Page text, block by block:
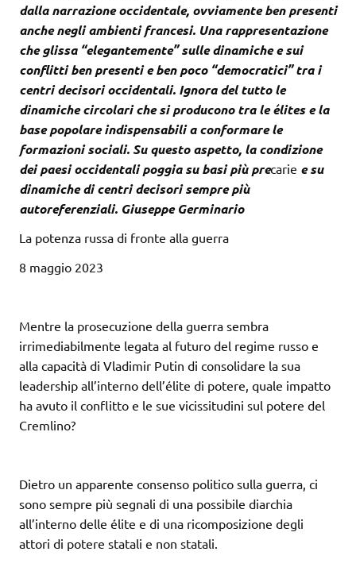
dalla narrazione occidentale, ovviamente ben presenti
anche negli ambienti francesi. Una rappresentazione
che glissa “elegantemente” sulle dinamiche e sui
conflitti ben presenti e ben poco “democratici” tra i
centri decisori occidentali. Ignora del tutto le
dinamiche circolari che si producono tra le élites e la
base popolare indispensabili a conformare le
formazioni sociali. Su questo aspetto, la condizione
dei paesi occidentali poggia su basi più precarie e su
dinamiche di centri decisori sempre più
autoreferenziali. Giuseppe Germinario
La potenza russa di fronte alla guerra
8 maggio 2023
Mentre la prosecuzione della guerra sembra
irrimediabilmente legata al futuro del regime russo e
alla capacità di Vladimir Putin di consolidare la sua
leadership all’interno dell’élite di potere, quale impatto
ha avuto il conflitto e le sue vicissitudini sul potere del
Cremlino?
Dietro un apparente consenso politico sulla guerra, ci
sono sempre più segnali di una possibile diarchia
all’interno delle élite e di una ricomposizione degli
attori di potere statali e non statali.